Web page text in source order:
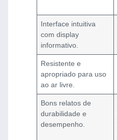
Interface intuitiva
com display
informativo.
Resistente e
apropriado para uso
ao ar livre.
Bons relatos de
durabilidade e
desempenho.